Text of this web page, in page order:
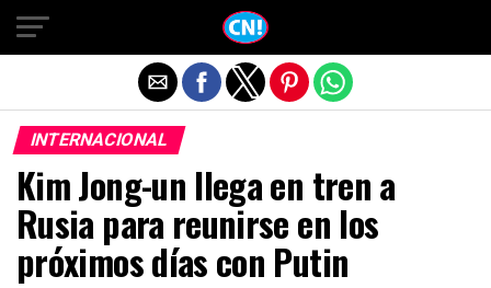
INTERNACIONAL
Kim Jong-un llega en tren a
Rusia para reunirse en los
próximos días con Putin
Salir de la versión móvil